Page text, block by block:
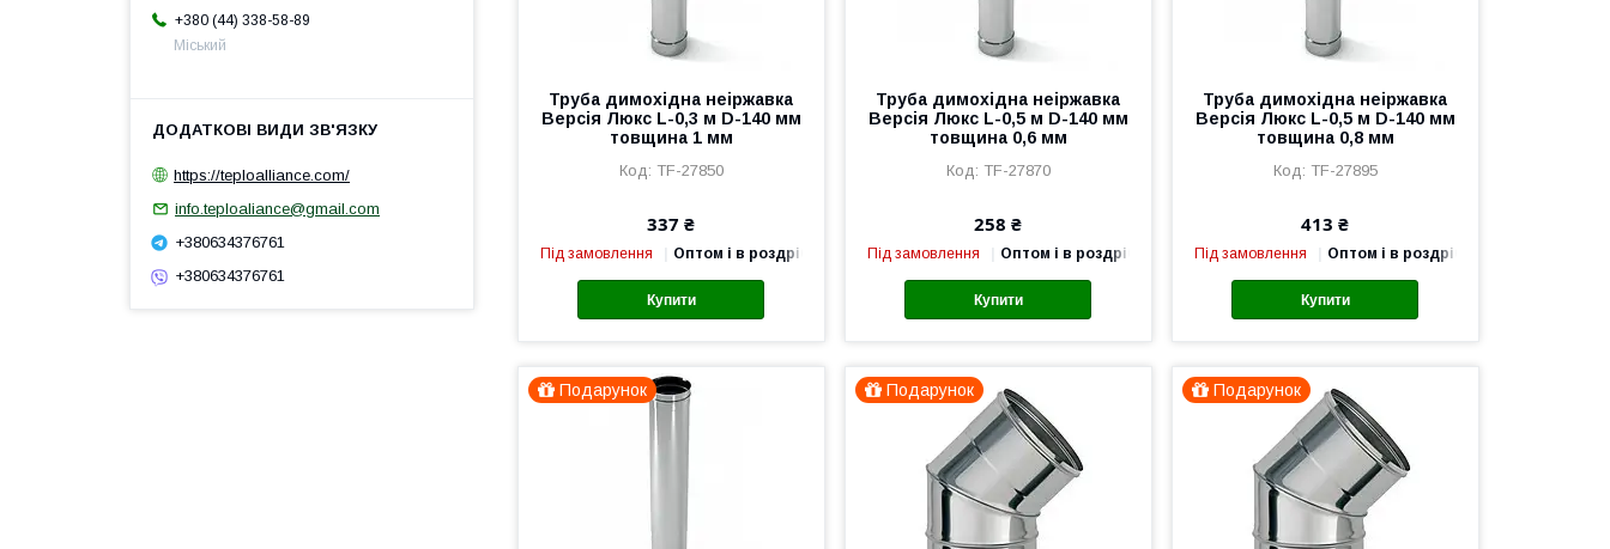
Труба димохідна неіржавка
Версія Люкс L-0,3 м D-140 мм
товщина 1 мм
TF-27850
337 ₴
Під замовлення Оптом і в роздріб
Купити
Труба димохідна неіржавка
Версія Люкс L-0,5 м D-140 мм
товщина 0,6 мм
TF-27870
258 ₴
Під замовлення Оптом і в роздріб
Купити
Труба димохідна неіржавка
Версія Люкс L-0,5 м D-140 мм
товщина 0,8 мм
TF-27895
413 ₴
Під замовлення Оптом і в роздріб
Купити
Подарунок Подарунок Подарунок
+380 (44) 338-58-89
Міський
https://teploalliance.com/
info.teploaliance@gmail.com
+380634376761
+380634376761